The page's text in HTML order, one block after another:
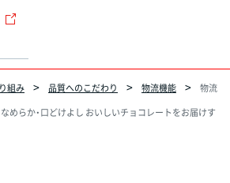
組み 品質へのこだわり 物流機能
物流
なめらか・口どけよし おいしいチョコレートをお届けす